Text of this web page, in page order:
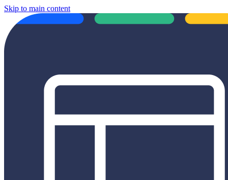
Skip to main content